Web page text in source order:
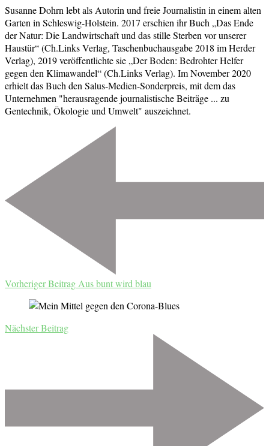
Susanne Dohrn lebt als Autorin und freie Journalistin in einem alten
Garten in Schleswig-Holstein. 2017 erschien ihr Buch „Das Ende
der Natur: Die Landwirtschaft und das stille Sterben vor unserer
Haustür“ (Ch.Links Verlag, Taschenbuchausgabe 2018 im Herder
Verlag), 2019 veröffentlichte sie „Der Boden: Bedrohter Helfer
gegen den Klimawandel“ (Ch.Links Verlag). Im November 2020
erhielt das Buch den Salus-Medien-Sonderpreis, mit dem das
Unternehmen "herausragende journalistische Beiträge ... zu
Gentechnik, Ökologie und Umwelt" auszeichnet.
Beitragsnavigation
Vorheriger Beitrag Aus bunt wird blau
Nächster Beitrag